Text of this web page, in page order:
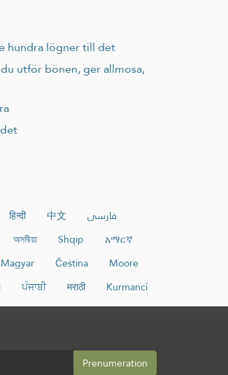
hundra lögner till det
utför bönen, ger allmosa,
हिन्दी 中文
فارسی
অসমীয়া Shqip
አማርኛ
Magyar Čeština
Moore
ਪੰਜਾਬੀ मराठी Kurmancî
Prenumeration